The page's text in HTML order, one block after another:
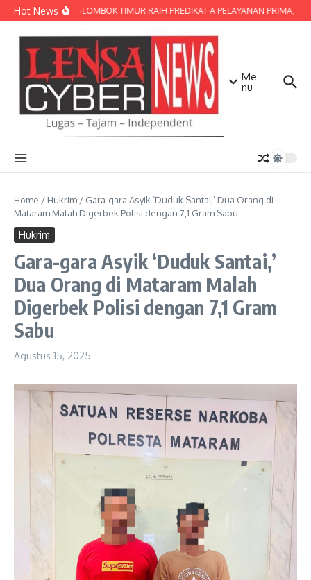
Lewati ke konten
Hot NewsPOLRES LOMBOK TIMUR RAIH PREDIKAT A PELAYANAN PRIMA,
Me
nu
Home / Hukrim / Gara-gara Asyik ‘Duduk Santai,’ Dua Orang di
Mataram Malah Digerbek Polisi dengan 7,1 Gram Sabu
Hukrim
Gara-gara Asyik ‘Duduk Santai,’
Dua Orang di Mataram Malah
Digerbek Polisi dengan 7,1 Gram
Sabu
Agustus 15, 2025